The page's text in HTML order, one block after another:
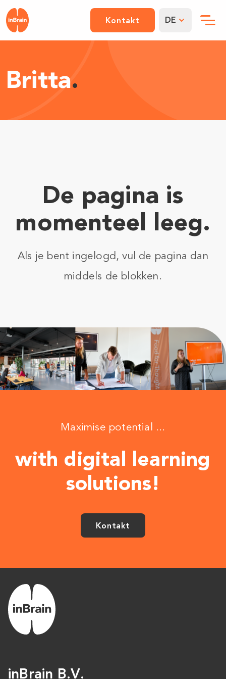
Kontakt DE
Britta.
De pagina is
momenteel leeg.
Als je bent ingelogd, vul de pagina dan
middels de blokken.
Maximise potential ...
with digital learning
solutions!
Kontakt
inBrain B.V.